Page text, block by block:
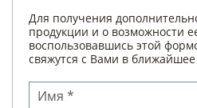
Для получения
продукции и о возможности
воспользовавшись этой
свяжутся с Вами в